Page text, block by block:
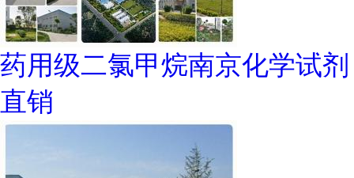
药用级二氯甲烷南京化学试剂
直销